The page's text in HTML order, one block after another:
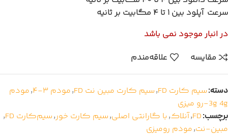
سرعت آپلود بین ۱ تا ۴ مگابیت بر ثانیه
در انبار موجود نمی باشد
مقایسه
علاقه‌مندم
دسته:سیم کارت FD ,سیم کارت مبین نت FD ,مودم ۳-۴ ,مودم
3g 4g-رو میزی
برچسب:FD
,آنلاک,با گارانتی اصلی,سیم کارت خور,سیم‌کارت FD ,
مبین-نت,مودم رومیزی